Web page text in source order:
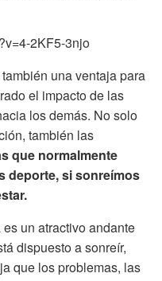
2KF5-3njo
una ventaja para
el impacto de las
los demás. No solo
también las
que normalmente
deporte, si sonreímos
un atractivo andante
dispuesto a sonreír,
que los problemas, las